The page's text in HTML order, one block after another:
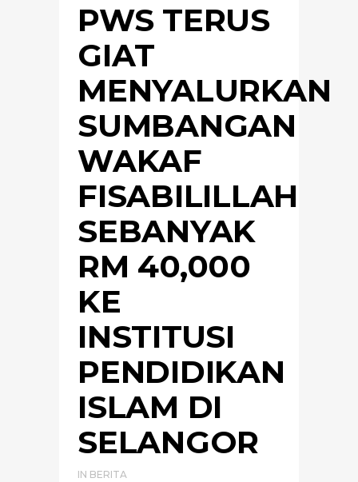
PWS TERUS
GIAT
MENYALURKAN
SUMBANGAN
WAKAF
FISABILILLAH
SEBANYAK
RM 40,000
KE
INSTITUSI
PENDIDIKAN
ISLAM DI
SELANGOR
IN BERITA